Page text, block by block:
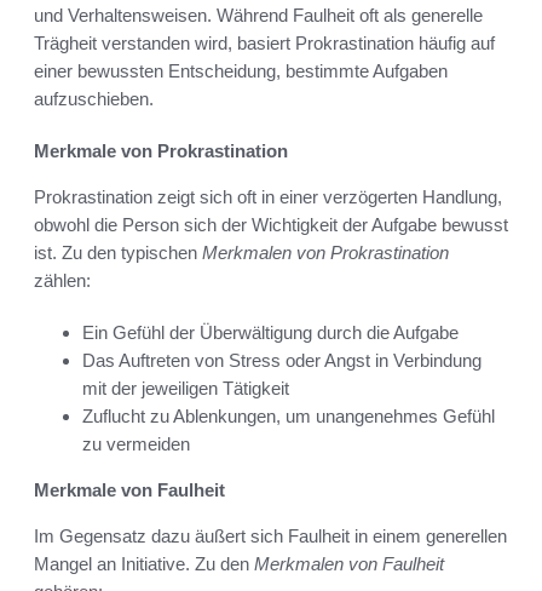
und Verhaltensweisen. Während Faulheit oft als generelle
Trägheit verstanden wird, basiert Prokrastination häufig auf
einer bewussten Entscheidung, bestimmte Aufgaben
aufzuschieben.
Merkmale von Prokrastination
Prokrastination zeigt sich oft in einer verzögerten Handlung,
obwohl die Person sich der Wichtigkeit der Aufgabe bewusst
ist. Zu den typischen Merkmalen von Prokrastination
zählen:
Ein Gefühl der Überwältigung durch die Aufgabe
Das Auftreten von Stress oder Angst in Verbindung
mit der jeweiligen Tätigkeit
Zuflucht zu Ablenkungen, um unangenehmes Gefühl
zu vermeiden
Merkmale von Faulheit
Im Gegensatz dazu äußert sich Faulheit in einem generellen
Mangel an Initiative. Zu den Merkmalen von Faulheit